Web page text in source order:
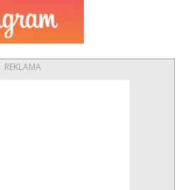
REKLAMA